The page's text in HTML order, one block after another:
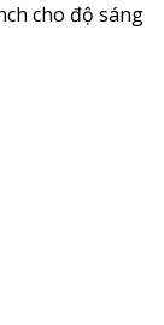
cho độ sáng